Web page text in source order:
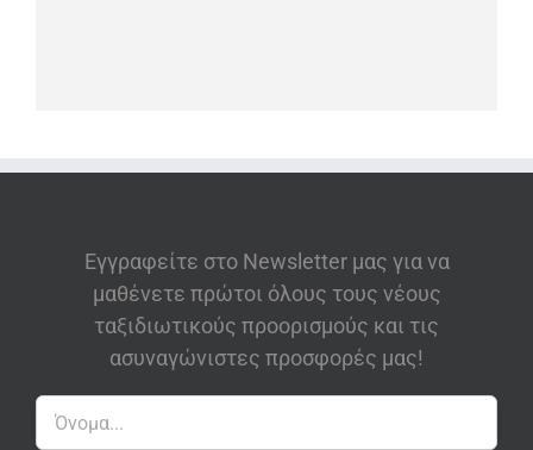
Εγγραφείτε στο Newsletter μας για να
μαθένετε πρώτοι όλους τους νέους
ταξιδιωτικούς προορισμούς και τις
ασυναγώνιστες προσφορές μας!